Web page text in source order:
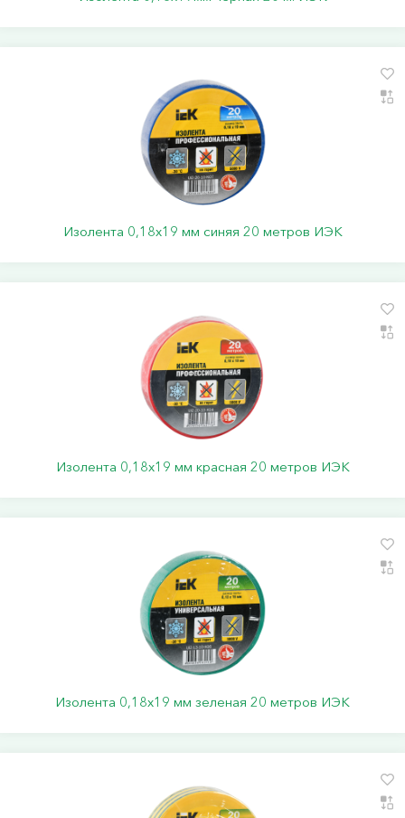
Изолента 0,18х19 мм синяя 20 метров ИЭК
Изолента 0,18х19 мм красная 20 метров ИЭК
Изолента 0,18х19 мм зеленая 20 метров ИЭК